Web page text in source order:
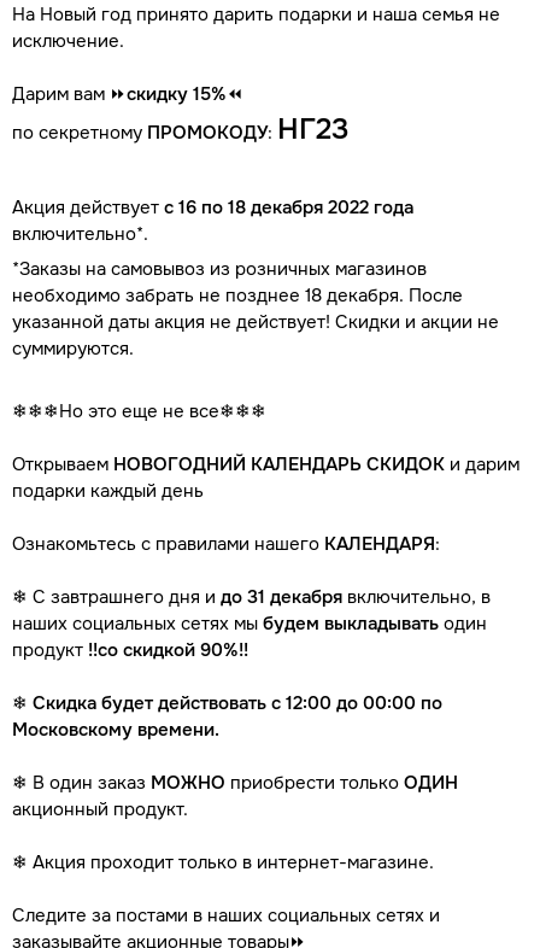
На Новый год принято дарить подарки и наша семья не
исключение.
Дарим вам ⏩скидку 15%⏪
по секретному ПРОМОКОДУ: НГ23
Акция действует с 16 по 18 декабря 2022 года
включительно*.
*Заказы на самовывоз из розничных магазинов
необходимо забрать не позднее 18 декабря. После
указанной даты акция не действует! Скидки и акции не
суммируются.
❄❄❄Но это еще не все❄❄❄
Открываем НОВОГОДНИЙ КАЛЕНДАРЬ СКИДОК и дарим
подарки каждый день
Ознакомьтесь с правилами нашего КАЛЕНДАРЯ:
❄ С завтрашнего дня и до 31 декабря включительно, в
наших социальных сетях мы будем выкладывать один
продукт !!со скидкой 90%!!
❄ Скидка будет действовать с 12:00 до 00:00 по
Московскому времени.
❄ В один заказ МОЖНО приобрести только ОДИН
акционный продукт.
❄ Акция проходит только в интернет-магазине.
Следите за постами в наших социальных сетях и
заказывайте акционные товары⏩